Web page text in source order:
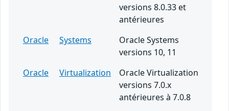
versions 8.0.33 et
antérieures
Oracle
Systems
Oracle Systems
versions 10, 11
Oracle
Virtualization
Oracle Virtualization
versions 7.0.x
antérieures à 7.0.8